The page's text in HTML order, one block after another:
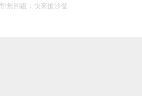
暫無回復，快來搶沙發